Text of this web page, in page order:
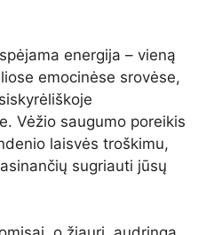
energija – vieną
emocinėse srovėse,
Vėžio saugumo poreikis
laisvės troškimu,
sugriauti jūsų